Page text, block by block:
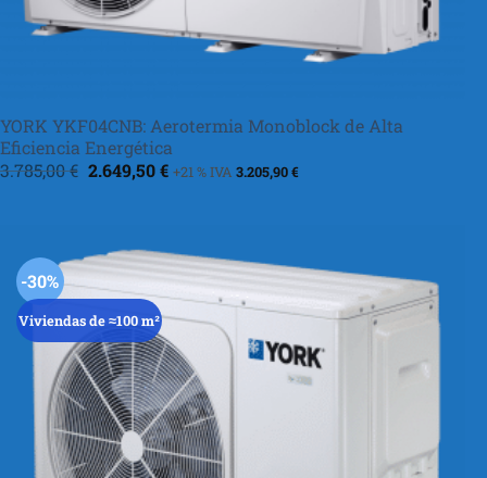
YORK YKF04CNB: Aerotermia Monoblock de Alta
Eficiencia Energética
3.785,00€ El
precio
2.649,50€El
+21 % IVA 3.205,90€
-30%
Viviendas de ≈100 m²